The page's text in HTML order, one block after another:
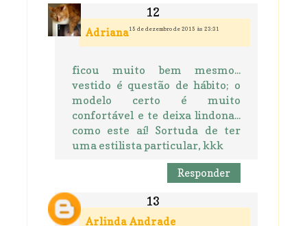
Adriana15 de dezembro de 2015 às 23:31
ficou muito bem mesmo...
vestido é questão de hábito; o
modelo certo é muito
confortável e te deixa lindona...
como este aí! Sortuda de ter
uma estilista particular, kkk
Responder
Arlinda Andrade